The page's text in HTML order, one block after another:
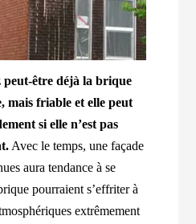
peut-être déjà la brique
mais friable et elle peut
si elle n’est pas
Avec le temps, une façade
aura tendance à se
pourraient s’effriter à
extrêmement